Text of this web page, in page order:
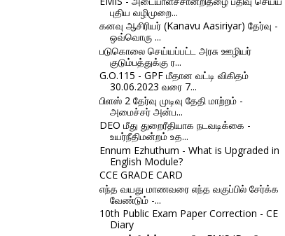
புதிய வழிமுறை...
கனவு ஆசிரியர் (Kanavu Aasiriyar) தேர்வு -
ஒவ்வொரு ...
படுகொலை செய்யப்பட்ட அரசு ஊழியர்
குடும்பத்துக்கு ர...
G.O.115 - GPF மீதான வட்டி விகிதம்
30.06.2023 வரை 7...
பிளஸ் 2 தேர்வு முடிவு தேதி மாற்றம் -
அமைச்சர் அன்ப...
DEO மீது துறைரீதியாக நடவடிக்கை -
உயர்நீதிமன்றம் உத...
Ennum Ezhuthum - What is Upgraded in
English Module?
CCE GRADE CARD
எந்த வயது மாணவரை எந்த வகுப்பில் சேர்க்க
வேண்டும் -...
10th Public Exam Paper Correction - CE
Diary